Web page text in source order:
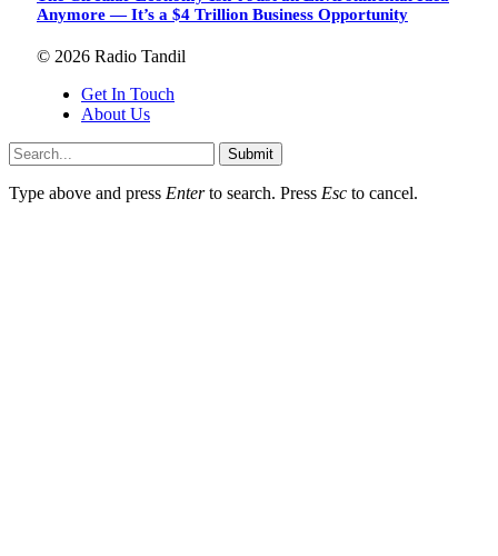
Anymore — It’s a $4 Trillion Business Opportunity
© 2026 Radio Tandil
Get In Touch
About Us
Submit
Type above and press Enterto search. Press Esc to cancel.